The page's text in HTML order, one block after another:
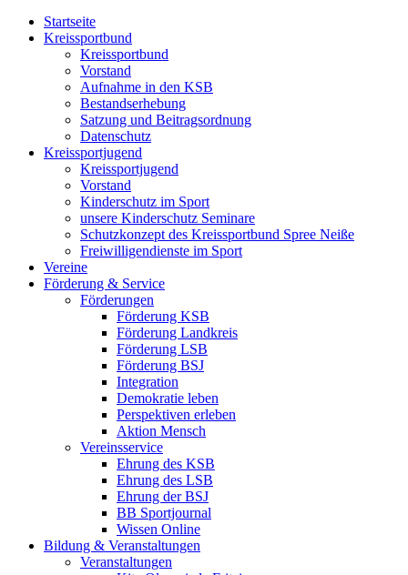
Startseite
Kreissportbund
Kreissportbund
Vorstand
Aufnahme in den KSB
Bestandserhebung
Satzung und Beitragsordnung
Datenschutz
Kreissportjugend
Kreissportjugend
Vorstand
Kinderschutz im Sport
unsere Kinderschutz Seminare
Schutzkonzept des Kreissportbund Spree Neiße
Freiwilligendienste im Sport
Vereine
Förderung & Service
Förderungen
Förderung KSB
Förderung Landkreis
Förderung LSB
Förderung BSJ
Integration
Demokratie leben
Perspektiven erleben
Aktion Mensch
Vereinsservice
Ehrung des KSB
Ehrung des LSB
Ehrung der BSJ
BB Sportjournal
Wissen Online
Bildung & Veranstaltungen
Veranstaltungen